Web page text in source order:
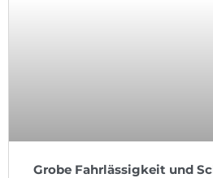
Grobe Fahrlässigkeit und